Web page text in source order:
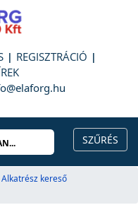
REGISZTRÁCIÓ
Alkatrész kereső